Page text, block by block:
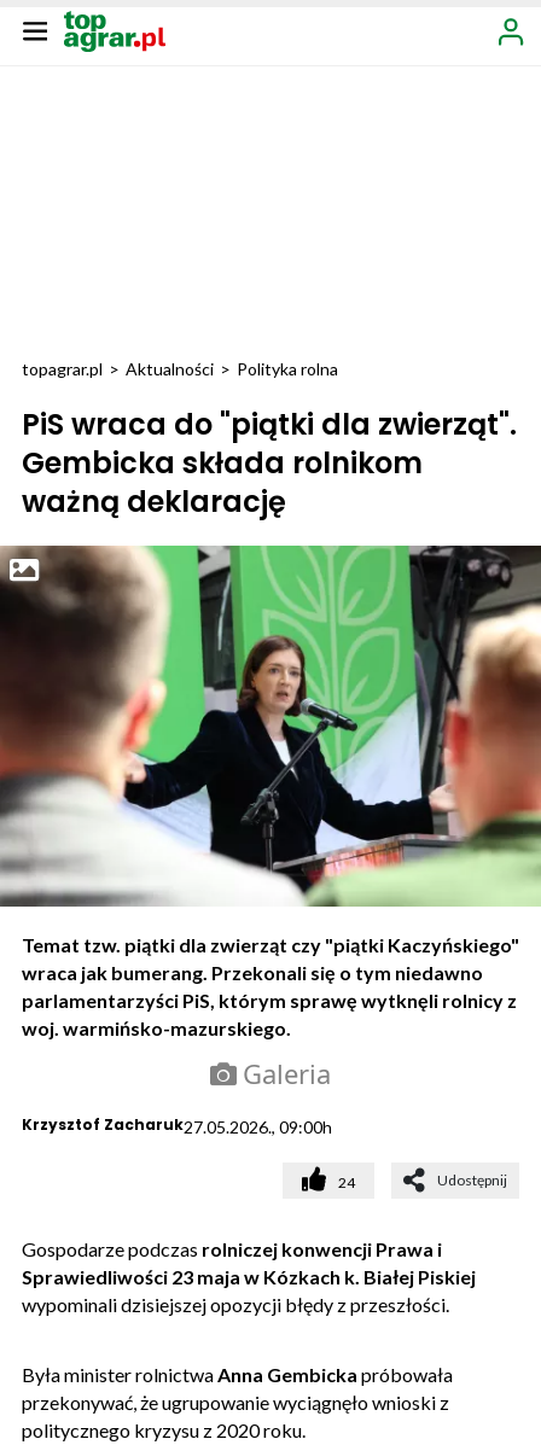
topagrar.pl > Aktualności > Polityka rolna
PiS wraca do "piątki dla zwierząt".
Gembicka składa rolnikom
ważną deklarację
Temat tzw. piątki dla zwierząt czy "piątki Kaczyńskiego"
wraca jak bumerang. Przekonali się o tym niedawno
parlamentarzyści PiS, którym sprawę wytknęli rolnicy z
woj. warmińsko-mazurskiego.
Galeria
Krzysztof Zacharuk27.05.2026., 09:00h
24 Udostępnij
Gospodarze podczas rolniczej konwencji Prawa i
Sprawiedliwości 23 maja w Kózkach k. Białej Piskiej
wypominali dzisiejszej opozycji błędy z przeszłości.
Była minister rolnictwa Anna Gembicka próbowała
przekonywać, że ugrupowanie wyciągnęło wnioski z
politycznego kryzysu z 2020 roku.